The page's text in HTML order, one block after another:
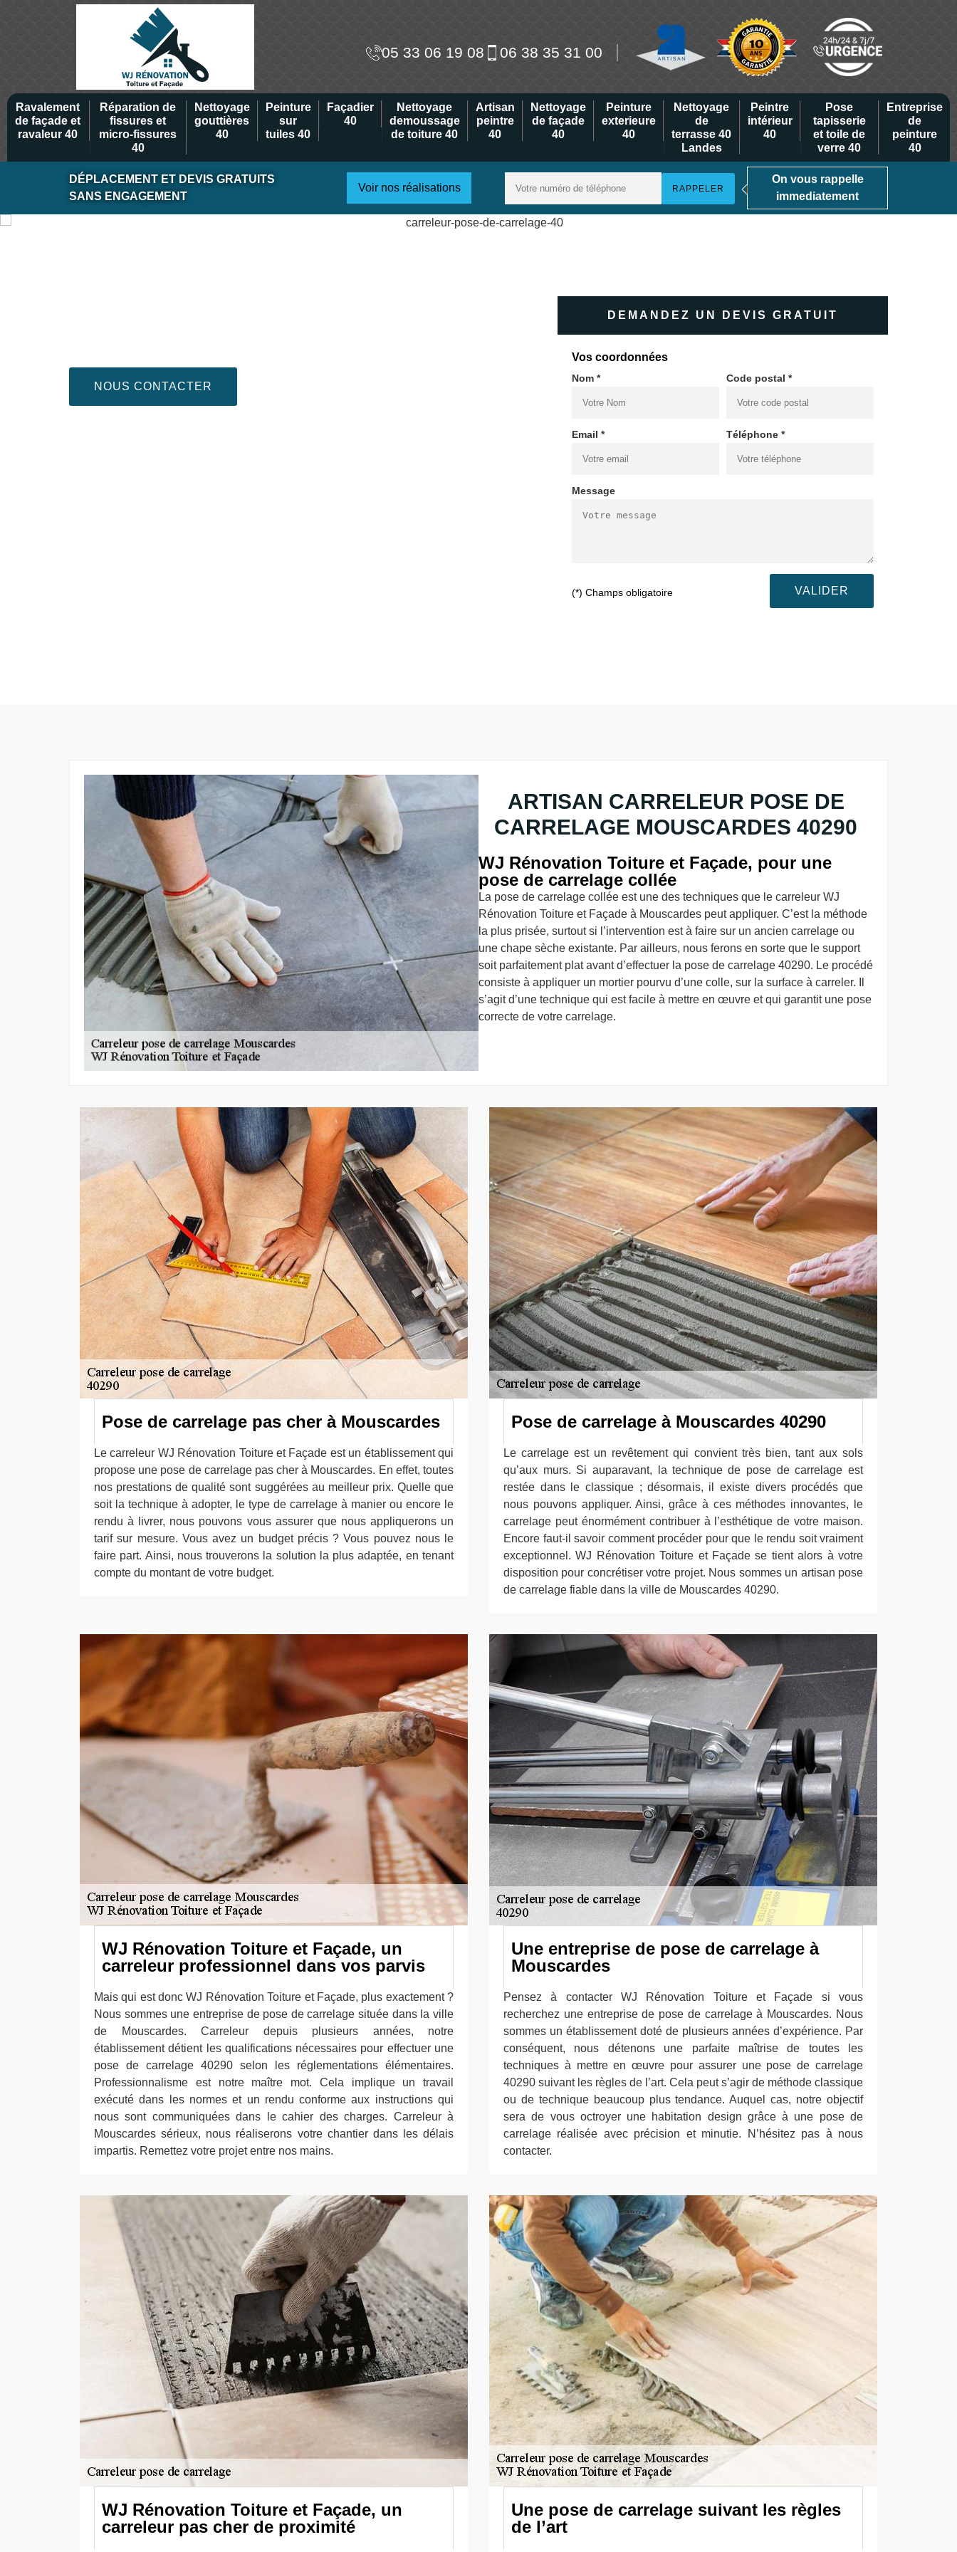
05 33 06 19 08 06 38 35 31 00
Ravalement
de façade et
ravaleur 40
Réparation de
fissures et
micro-fissures
40
Nettoyage
gouttières
40
Peinture
sur
tuiles 40
Façadier
40
Nettoyage
demoussage
de toiture 40
Artisan
peintre
40
Nettoyage
de façade
40
Peinture
exterieure
40
Nettoyage
de
terrasse 40
Landes
Peintre
intérieur
40
Pose
tapisserie
et toile de
verre 40
Entreprise
de
peinture
40
DÉPLACEMENT ET DEVIS GRATUITS
SANS ENGAGEMENT
Voir nos réalisations
On vous rappelle
immediatement
NOUS CONTACTER
DEMANDEZ UN DEVIS GRATUIT
Vos coordonnées
Nom * Code postal *
Email * Téléphone *
Message
(*) Champs obligatoire
ARTISAN CARRELEUR POSE DE
CARRELAGE MOUSCARDES 40290
WJ Rénovation Toiture et Façade, pour une
pose de carrelage collée
La pose de carrelage collée est une des techniques que le carreleur WJ
Rénovation Toiture et Façade à Mouscardes peut appliquer. C’est la méthode
la plus prisée, surtout si l’intervention est à faire sur un ancien carrelage ou
une chape sèche existante. Par ailleurs, nous ferons en sorte que le support
soit parfaitement plat avant d’effectuer la pose de carrelage 40290. Le procédé
consiste à appliquer un mortier pourvu d’une colle, sur la surface à carreler. Il
s’agit d’une technique qui est facile à mettre en œuvre et qui garantit une pose
correcte de votre carrelage.
Pose de carrelage pas cher à Mouscardes
Le carreleur WJ Rénovation Toiture et Façade est un établissement qui
propose une pose de carrelage pas cher à Mouscardes. En effet, toutes
nos prestations de qualité sont suggérées au meilleur prix. Quelle que
soit la technique à adopter, le type de carrelage à manier ou encore le
rendu à livrer, nous pouvons vous assurer que nous appliquerons un
tarif sur mesure. Vous avez un budget précis ? Vous pouvez nous le
faire part. Ainsi, nous trouverons la solution la plus adaptée, en tenant
compte du montant de votre budget.
Pose de carrelage à Mouscardes 40290
Le carrelage est un revêtement qui convient très bien, tant aux sols
qu’aux murs. Si auparavant, la technique de pose de carrelage est
restée dans le classique ; désormais, il existe divers procédés que
nous pouvons appliquer. Ainsi, grâce à ces méthodes innovantes, le
carrelage peut énormément contribuer à l’esthétique de votre maison.
Encore faut-il savoir comment procéder pour que le rendu soit vraiment
exceptionnel. WJ Rénovation Toiture et Façade se tient alors à votre
disposition pour concrétiser votre projet. Nous sommes un artisan pose
de carrelage fiable dans la ville de Mouscardes 40290.
WJ Rénovation Toiture et Façade, un
carreleur professionnel dans vos parvis
Mais qui est donc WJ Rénovation Toiture et Façade, plus exactement ?
Nous sommes une entreprise de pose de carrelage située dans la ville
de Mouscardes. Carreleur depuis plusieurs années, notre
établissement détient les qualifications nécessaires pour effectuer une
pose de carrelage 40290 selon les réglementations élémentaires.
Professionnalisme est notre maître mot. Cela implique un travail
exécuté dans les normes et un rendu conforme aux instructions qui
nous sont communiquées dans le cahier des charges. Carreleur à
Mouscardes sérieux, nous réaliserons votre chantier dans les délais
impartis. Remettez votre projet entre nos mains.
Une entreprise de pose de carrelage à
Mouscardes
Pensez à contacter WJ Rénovation Toiture et Façade si vous
recherchez une entreprise de pose de carrelage à Mouscardes. Nous
sommes un établissement doté de plusieurs années d’expérience. Par
conséquent, nous détenons une parfaite maîtrise de toutes les
techniques à mettre en œuvre pour assurer une pose de carrelage
40290 suivant les règles de l’art. Cela peut s’agir de méthode classique
ou de technique beaucoup plus tendance. Auquel cas, notre objectif
sera de vous octroyer une habitation design grâce à une pose de
carrelage réalisée avec précision et minutie. N’hésitez pas à nous
contacter.
WJ Rénovation Toiture et Façade, un
carreleur pas cher de proximité
Une pose de carrelage suivant les règles
de l’art